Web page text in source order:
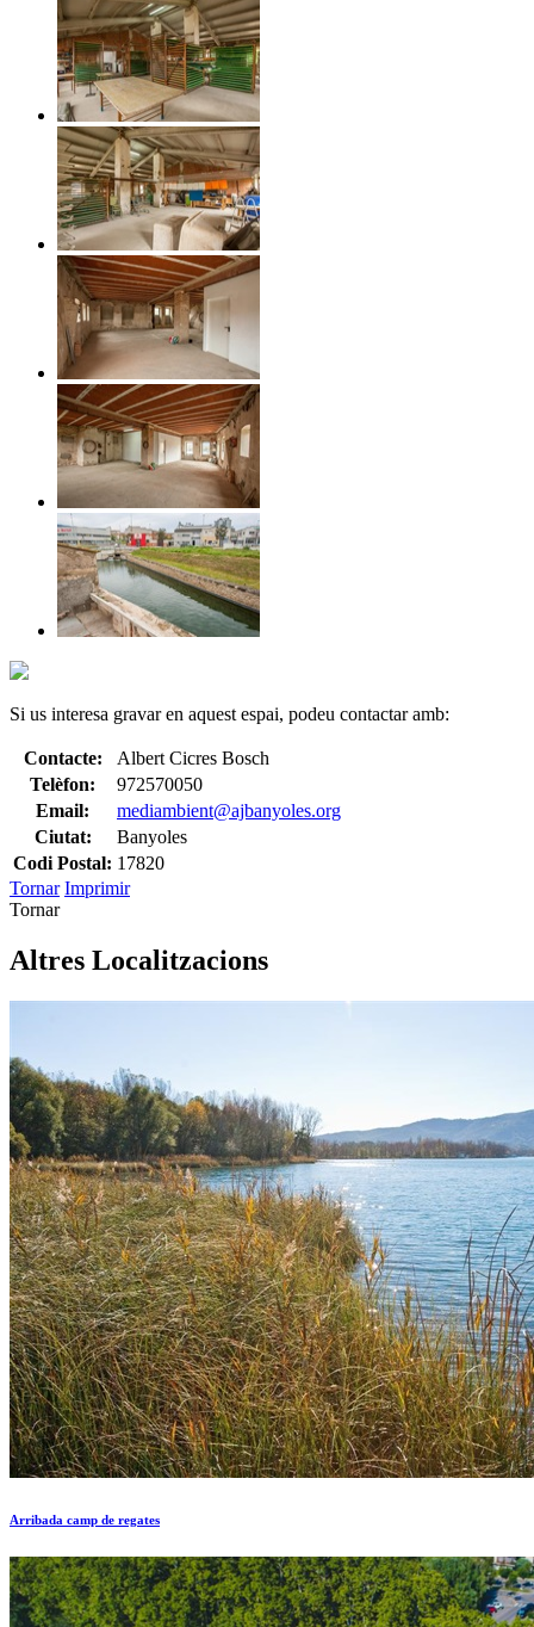
Si us interesa gravar en aquest espai, podeu contactar amb:
Contacte:
Albert Cicres Bosch
Telèfon:
972570050
Email:
mediambient@ajbanyoles.org
Ciutat:
Banyoles
Codi Postal: 17820
Tornar Imprimir
Tornar
Altres Localitzacions
Arribada camp de regates